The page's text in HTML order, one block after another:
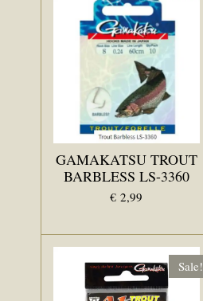
GAMAKATSU TROUT
BARBLESS LS-3360
€ 2,99
Sale!